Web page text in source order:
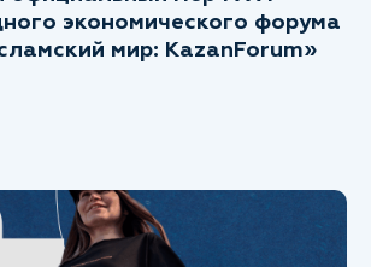
экономического форума
мир: KazanForum»